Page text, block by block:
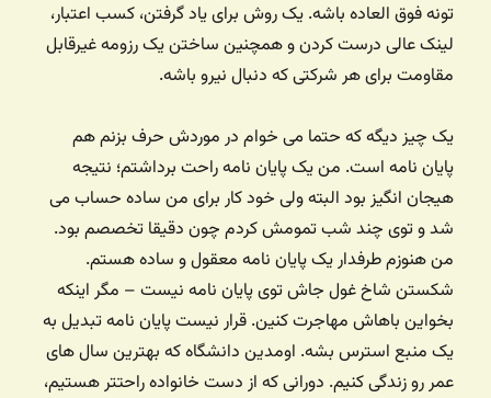
تونه فوق العاده باشه. یک روش برای یاد گرفتن، کسب اعتبار،
لینک عالی درست کردن و همچنین ساختن یک رزومه غیرقابل
مقاومت برای هر شرکتی که دنبال نیرو باشه.
یک چیز دیگه که حتما می خوام در موردش حرف بزنم هم
پایان نامه است. من یک پایان نامه راحت برداشتم؛ نتیجه
هیجان انگیز بود البته ولی خود کار برای من ساده حساب می
شد و توی چند شب تمومش کردم چون دقیقا تخصصم بود.
من هنوزم طرفدار یک پایان نامه معقول و ساده هستم.
شکستن شاخ غول جاش توی پایان نامه نیست – مگر اینکه
بخواین باهاش مهاجرت کنین. قرار نیست پایان نامه تبدیل به
یک منبع استرس بشه. اومدین دانشگاه که بهترین سال های
عمر رو زندگی کنیم. دورانی که از دست خانواده راحتتر هستیم،